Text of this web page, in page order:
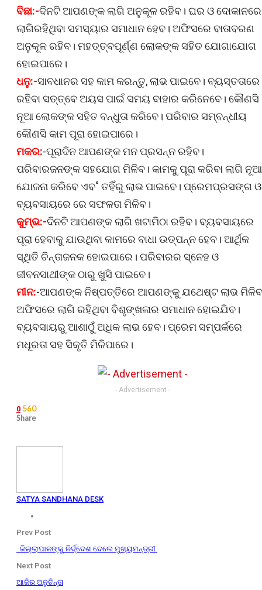
ବିଛା:-ଦିନଟି ଆପଣଙ୍କ ଲାଗି ଅନୁକୂଳ ରହିବ। ଘର ଓ ଦୋକାନରେ
ଲାଗିରହିଥିବା ସମସ୍ୟାର ସମାଧାନ ହେବ। ଅଫିସରେ ବାତାବରଣ
ଅନୁକୂଳ ରହିବ। ମହତ୍ତ୍ବପୂର୍ଣ୍ଣ ଲୋକଙ୍କ ସହିତ ଯୋଗାଯୋଗ
ହୋଇପାରେ।
ଧନୁ:-ସାବଧାନର ସହ କାମ କରନ୍ତୁ, ଲାଭ ପାଇବେ। ବ୍ୟସ୍ତତାରେ
ରହିବା ସତ୍ତ୍ବେ ଅୟସ ପାଇଁ ସମୟ ବାହାର କରିନେବେ। କୌଣସି
ନୂଆ ଲୋକଙ୍କ ସହିତ ବନ୍ଧୁତା କରିବେ। ପରିବାର ସମ୍ବନ୍ଧୀୟ
କୌଣସି କାମ ପୂରା ହୋଇପାରେ।
ମକର:-ପୂରାଦିନ ଆପଣଙ୍କ ମନ ପ୍ରସନ୍ନ ରହିବ।
ପରିବାରଜନଙ୍କ ସହଯୋଗ ମିଳିବ। କାମକୁ ପୂରା କରିବା ଲାଗି ନୂଆ
ଯୋଜନା କରିବେ ଏବ˚ ତହିଁରୁ ଲାଭ ପାଇବେ। ପ୍ରେମପ୍ରସଙ୍ଗ ଓ
ବ୍ୟବସାୟରେ ରେ ସଫଳତା ମିଳିବ।
କୁମ୍ଭ:-ଦିନଟି ଆପଣଙ୍କ ଲାଗି ଖଟାମିଠା ରହିବ। ବ୍ୟବସାୟରେ
ପୂରା ହେବାକୁ ଯାଉଥିବା କାମରେ ବାଧା ଉତ୍ପନ୍ନ ହେବ। ଆର୍ଥିକ
ସ୍ଥିତି ଚିନ୍ତାଜନକ ହୋଇପାରେ। ପରିବାରର ସ୍ନେହ ଓ
ଜୀବନସାଥୀଙ୍କ ଠାରୁ ଖୁସି ପାଇବେ।
ମୀନ:-ଆପଣଙ୍କ ନିଷ୍ପତ୍ତିରେ ଆପଣଙ୍କୁ ଯଥେଷ୍ଟ ଲାଭ
ଅଫିସରେ ଲାଗି ରହିଥିବା ବିଶୃଙ୍ଖଳାର ସମାଧାନ ହୋଇଯିବ।
ବ୍ୟବସାୟରୁ ଆଶାଠୁଁ ଅଧିକ ଲାଭ ହେବ। ପ୍ରେମ ସମ୍ପର୍କରେ
ମଧୂରତା ସହ ସିକୃତି ମିଳିପାରେ।
- Advertisement -
0 560
Share
SATYA SANDHANA DESK
Prev Post
ଜିଲ୍ଲାପାଳଙ୍କୁ ନିର୍ଦ୍ଦେଶ ଦେଲେ ମୁଖ୍ୟମନ୍ତ୍ରୀ
Next Post
ଆଜିର ଅନୁଚିନ୍ତା